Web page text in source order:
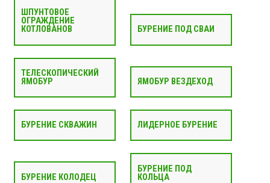
ШПУНТОВОЕ
ОГРАЖДЕНИЕ
КОТЛОВАНОВ
БУРЕНИЕ ПОД СВАИ
ТЕЛЕСКОПИЧЕСКИЙ
ЯМОБУР
ЯМОБУР ВЕЗДЕХОД
БУРЕНИЕ СКВАЖИН ЛИДЕРНОЕ БУРЕНИЕ
БУРЕНИЕ КОЛОДЕЦ
БУРЕНИЕ ПОД
КОЛЬЦА